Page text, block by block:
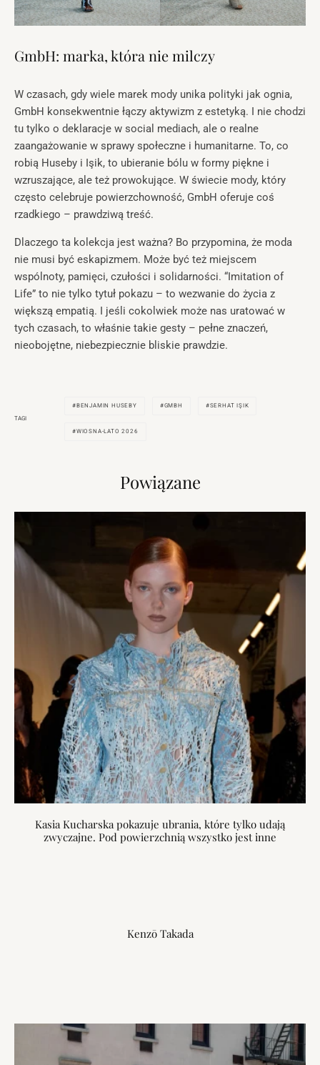
GmbH: marka, która nie milczy
W czasach, gdy wiele marek mody unika polityki jak ognia,
GmbH konsekwentnie łączy aktywizm z estetyką. I nie chodzi
tu tylko o deklaracje w social mediach, ale o realne
zaangażowanie w sprawy społeczne i humanitarne. To, co
robią Huseby i Işik, to ubieranie bólu w formy piękne i
wzruszające, ale też prowokujące. W świecie mody, który
często celebruje powierzchowność, GmbH oferuje coś
rzadkiego – prawdziwą treść.
Dlaczego ta kolekcja jest ważna? Bo przypomina, że moda
nie musi być eskapizmem. Może być też miejscem
wspólnoty, pamięci, czułości i solidarności. “Imitation of
Life” to nie tylko tytuł pokazu – to wezwanie do życia z
większą empatią. I jeśli cokolwiek może nas uratować w
tych czasach, to właśnie takie gesty – pełne znaczeń,
nieobojętne, niebezpiecznie bliskie prawdzie.
TAGI
BENJAMIN HUSEBY GMBH SERHAT IŞIK
WIOSNA-LATO 2026
Powiązane
Kasia Kucharska pokazuje ubrania, które tylko udają
zwyczajne. Pod powierzchnią wszystko jest inne
Kenzō Takada